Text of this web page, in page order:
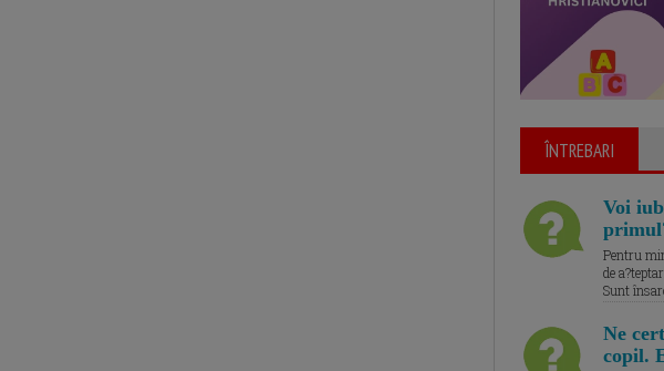
ÎNTREBARI
Voi
Pentru
de
Sunt
Ne
copil.